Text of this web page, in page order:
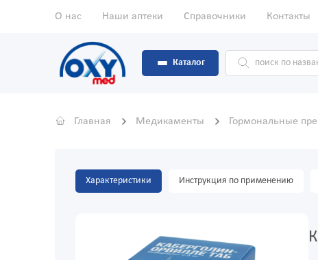
О нас Наши аптеки Справочники Контакты
Каталог
Главная Медикаменты Гормональные
Характеристики Инструкция по применению